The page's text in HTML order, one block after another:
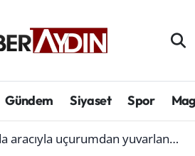
Gündem Siyaset Spor
yuvarlanmıştı: Bol gelen korseden şikayetçi
Durumu ve Fikstür